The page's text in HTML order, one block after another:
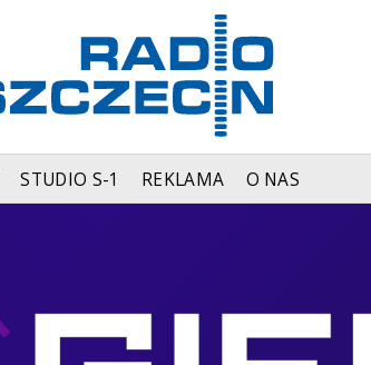
STUDIO S-1 REKLAMA O NAS